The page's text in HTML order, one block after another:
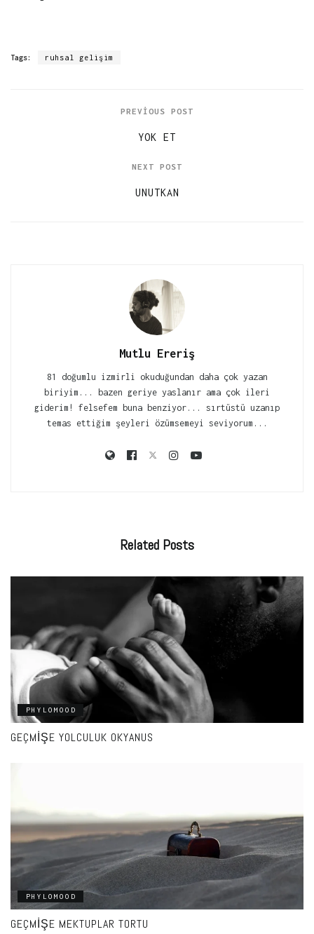
Tags: ruhsal gelişim
PREVIOUS POST
YOK ET
NEXT POST
UNUTKAN
Mutlu Ereriş
81 doğumlu izmirli okuduğundan daha çok yazan
biriyim... bazen geriye yaslanır ama çok ileri
giderim! felsefem buna benziyor... sırtüstü uzanıp
temas ettiğim şeyleri özümsemeyi seviyorum...
Related Posts
PHYLOMOOD
GEÇMIŞE YOLCULUK OKYANUS
PHYLOMOOD
GEÇMIŞE MEKTUPLAR TORTU